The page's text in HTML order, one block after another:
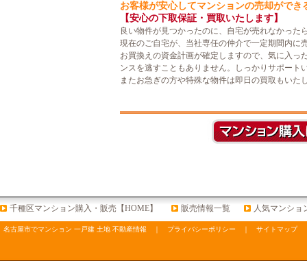
お客様が安心してマンションの売却がで
【安心の下取保証・買取いたします】
良い物件が見つかったのに、自宅が売れなかっ
現在のご自宅が、当社専任の仲介で一定期間内に
お買換えの資金計画が確定しますので、気に入
ンスを逃すこともありません。しっかりサポート
またお急ぎの方や特殊な物件は即日の買取もいた